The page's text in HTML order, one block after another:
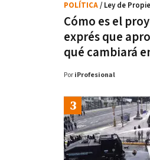
Cómo es el
exprés que
qué cambiará
POLÍTICA/ Ley de
Por iProfesional